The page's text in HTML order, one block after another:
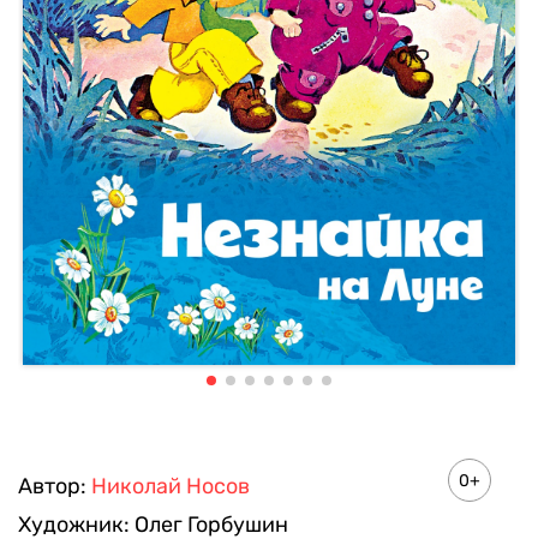
Автор: Николай Носов
Художник: Олег Горбушин
0+